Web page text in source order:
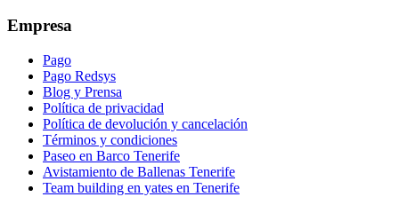
Empresa
Pago
Pago Redsys
Blog y Prensa
Política de privacidad
Política de devolución y cancelación
Términos y condiciones
Paseo en Barco Tenerife
Avistamiento de Ballenas Tenerife
Team building en yates en Tenerife